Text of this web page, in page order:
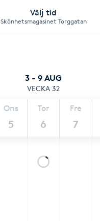
Välj tid
Skönhetsmagasinet Torggatan
3 - 9 AUG
VECKA 32
Ons
5
Tor
6
Fre
7